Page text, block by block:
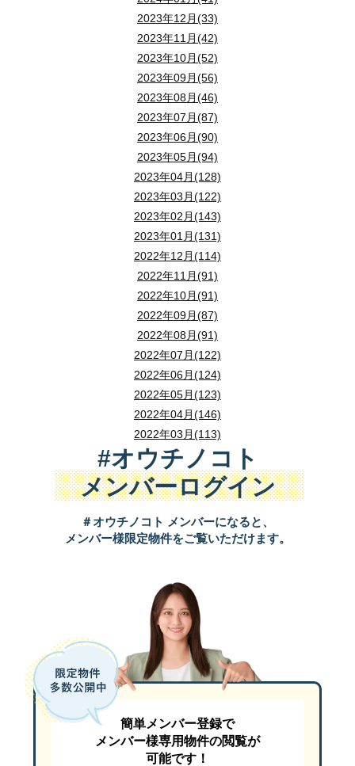
2023年12月(33)
2023年11月(42)
2023年10月(52)
2023年09月(56)
2023年08月(46)
2023年07月(87)
2023年06月(90)
2023年05月(94)
2023年04月(128)
2023年03月(122)
2023年02月(143)
2023年01月(131)
2022年12月(114)
2022年11月(91)
2022年10月(91)
2022年09月(87)
2022年08月(91)
2022年07月(122)
2022年06月(124)
2022年05月(123)
2022年04月(146)
2022年03月(113)
#オウチノコト
メンバーログイン
＃オウチノコト メンバーになると、
メンバー様限定物件をご覧いただけます。
簡単メンバー登録で
メンバー様専用物件の閲覧が
可能です！